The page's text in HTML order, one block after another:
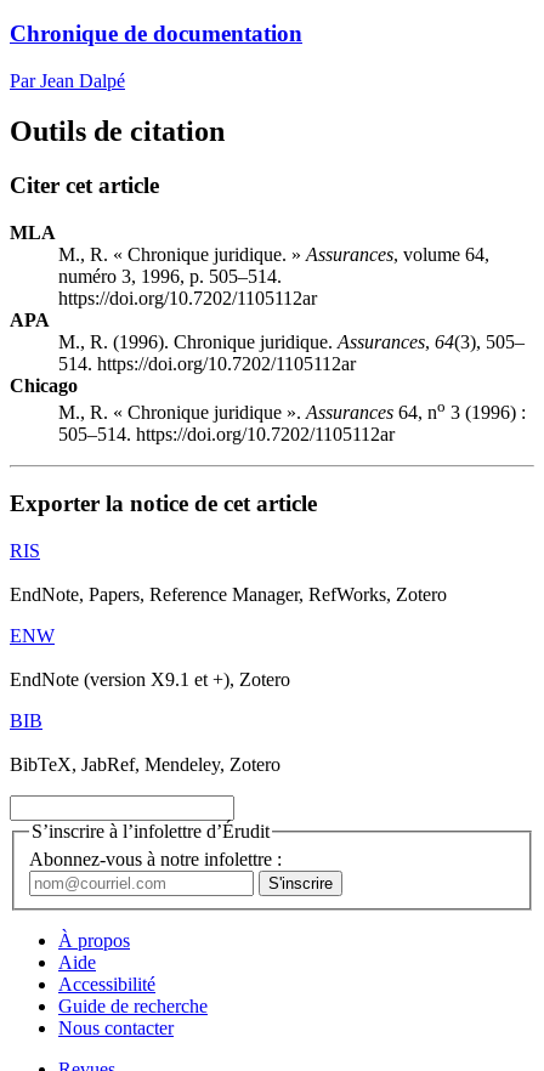
Chronique de documentation
Par Jean Dalpé
Outils de citation
Citer cet article
MLA
M., R. « Chronique juridique. » Assurances, volume 64,
numéro 3, 1996, p. 505–514.
https://doi.org/10.7202/1105112ar
APA
M., R. (1996). Chronique juridique. Assurances, 64(3), 505–
514. https://doi.org/10.7202/1105112ar
Chicago
M., R. « Chronique juridique ».Assurances 64, no 3 (1996) :
505–514. https://doi.org/10.7202/1105112ar
Exporter la notice de cet article
RIS
EndNote, Papers, Reference Manager, RefWorks, Zotero
ENW
EndNote (version X9.1 et +), Zotero
BIB
BibTeX, JabRef, Mendeley, Zotero
S’inscrire à l’infolettre d’Érudit
Abonnez-vous à notre infolettre :
À propos
Aide
Accessibilité
Guide de recherche
Nous contacter